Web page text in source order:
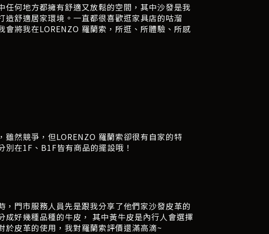
何地方都擁有舒適又放鬆的空間，其中沙發是我
舒適居家環境。一直都很喜歡逛家具店的咕溜
將我在LORENZO 羅蘭索，所逛、所體驗、所感
然競爭，但LORENZO 羅蘭索卻很有自家的特
在1F、B1F皆有商品的擺設哦！
門市服務人員先是跟我分享了他們家沙發皮革的
好幾種品種的牛皮， 其中黃牛皮是內行人會選擇
皮革的使用，我對羅蘭索評價還滿高滴~